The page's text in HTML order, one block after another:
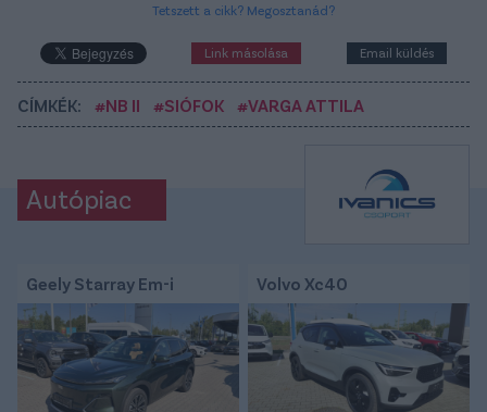
Tetszett a cikk? Megosztanád?
Link másolása Email küldés
CÍMKÉK: #NB II #SIÓFOK #VARGA ATTILA
Autópiac
Geely Starray Em-i Volvo Xc40